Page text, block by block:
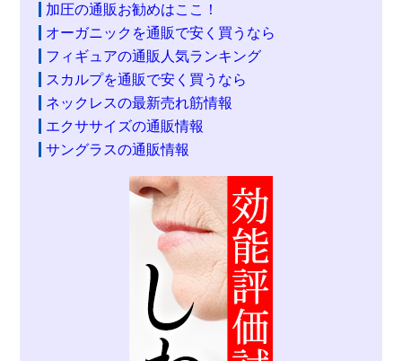
加圧の通販お勧めはここ！
オーガニックを通販で安く買うなら
フィギュアの通販人気ランキング
スカルプを通販で安く買うなら
ネックレスの最新売れ筋情報
エクササイズの通販情報
サングラスの通販情報